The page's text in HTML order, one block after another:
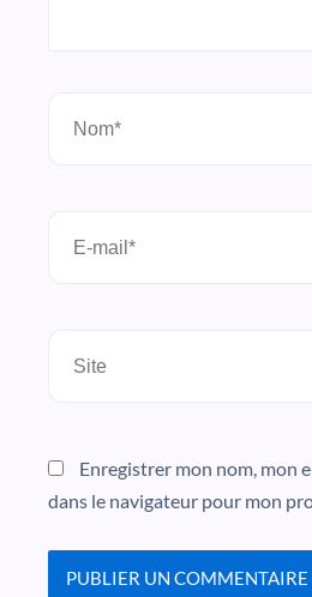
mail*
Enregistrer mon nom, mon
dans le navigateur pour mon